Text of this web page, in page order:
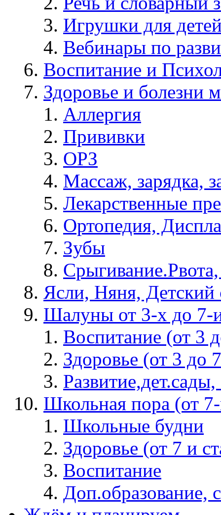
Игрушки для
Вебинары по
Воспитание и
Здоровье и болезни
Аллергия
Прививки
ОРЗ
Массаж, зарядка,
Лекарственные
Ортопедия,
Зубы
Ясли, Няня, Детский
Шалуны от 3-х до 7-
Воспитание (от 3
Здоровье (от 3 до
Школьная пора (от
Школьные будни
Здоровье (от 7 и
Воспитание
Доп.образование,